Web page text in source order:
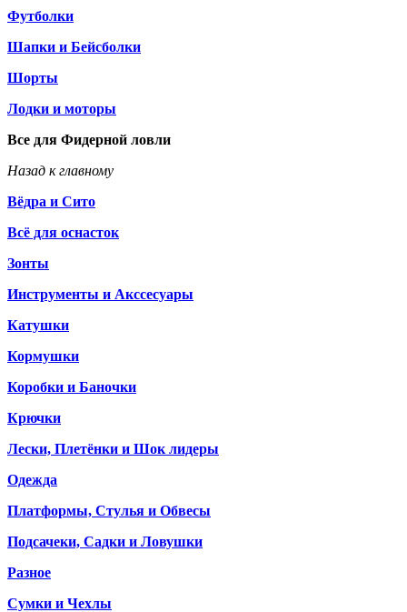
Футболки
Шапки и Бейсболки
Шорты
Лодки и моторы
Все для Фидерной ловли
Назад к главному
Вёдра и Сито
Всё для оснасток
Зонты
Инструменты и Акссесуары
Катушки
Кормушки
Коробки и Баночки
Крючки
Лески, Плетёнки и Шок лидеры
Одежда
Платформы, Стулья и Обвесы
Подсачеки, Садки и Ловушки
Разное
Сумки и Чехлы